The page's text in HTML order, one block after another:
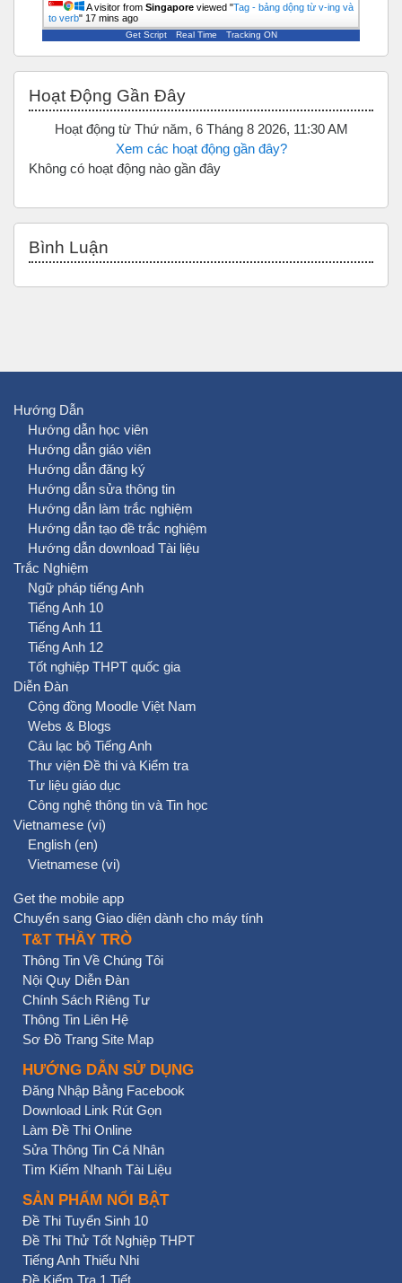
A visitor from Singapore viewed "Tag - bảng dộng từ v-ing và
to verb" 17 mins ago
Get Script Real Time Tracking ON
Hoạt Động Gần Đây
Hoạt động từ Thứ năm, 6 Tháng 8 2026, 11:30 AM
Xem các hoạt động gần đây?
Không có hoạt động nào gần đây
Bình Luận
Hướng Dẫn
Hướng dẫn học viên
Hướng dẫn giáo viên
Hướng dẫn đăng ký
Hướng dẫn sửa thông tin
Hướng dẫn làm trắc nghiệm
Hướng dẫn tạo đề trắc nghiệm
Hướng dẫn download Tài liệu
Trắc Nghiệm
Ngữ pháp tiếng Anh
Tiếng Anh 10
Tiếng Anh 11
Tiếng Anh 12
Tốt nghiệp THPT quốc gia
Diễn Đàn
Cộng đồng Moodle Việt Nam
Webs & Blogs
Câu lạc bộ Tiếng Anh
Thư viện Đề thi và Kiểm tra
Tư liệu giáo dục
Công nghệ thông tin và Tin học
Vietnamese ‎(vi)‎
English ‎(en)‎
Vietnamese ‎(vi)‎
Get the mobile app
Chuyển sang Giao diện dành cho máy tính
T&T THẦY TRÒ
Thông Tin Về Chúng Tôi
Nội Quy Diễn Đàn
Chính Sách Riêng Tư
Thông Tin Liên Hệ
Sơ Đồ Trang Site Map
HƯỚNG DẪN SỬ DỤNG
Đăng Nhập Bằng Facebook
Download Link Rút Gọn
Làm Đề Thi Online
Sửa Thông Tin Cá Nhân
Tìm Kiếm Nhanh Tài Liệu
SẢN PHẨM NỔI BẬT
Đề Thi Tuyển Sinh 10
Đề Thi Thử Tốt Nghiệp THPT
Tiếng Anh Thiếu Nhi
Đề Kiểm Tra 1 Tiết